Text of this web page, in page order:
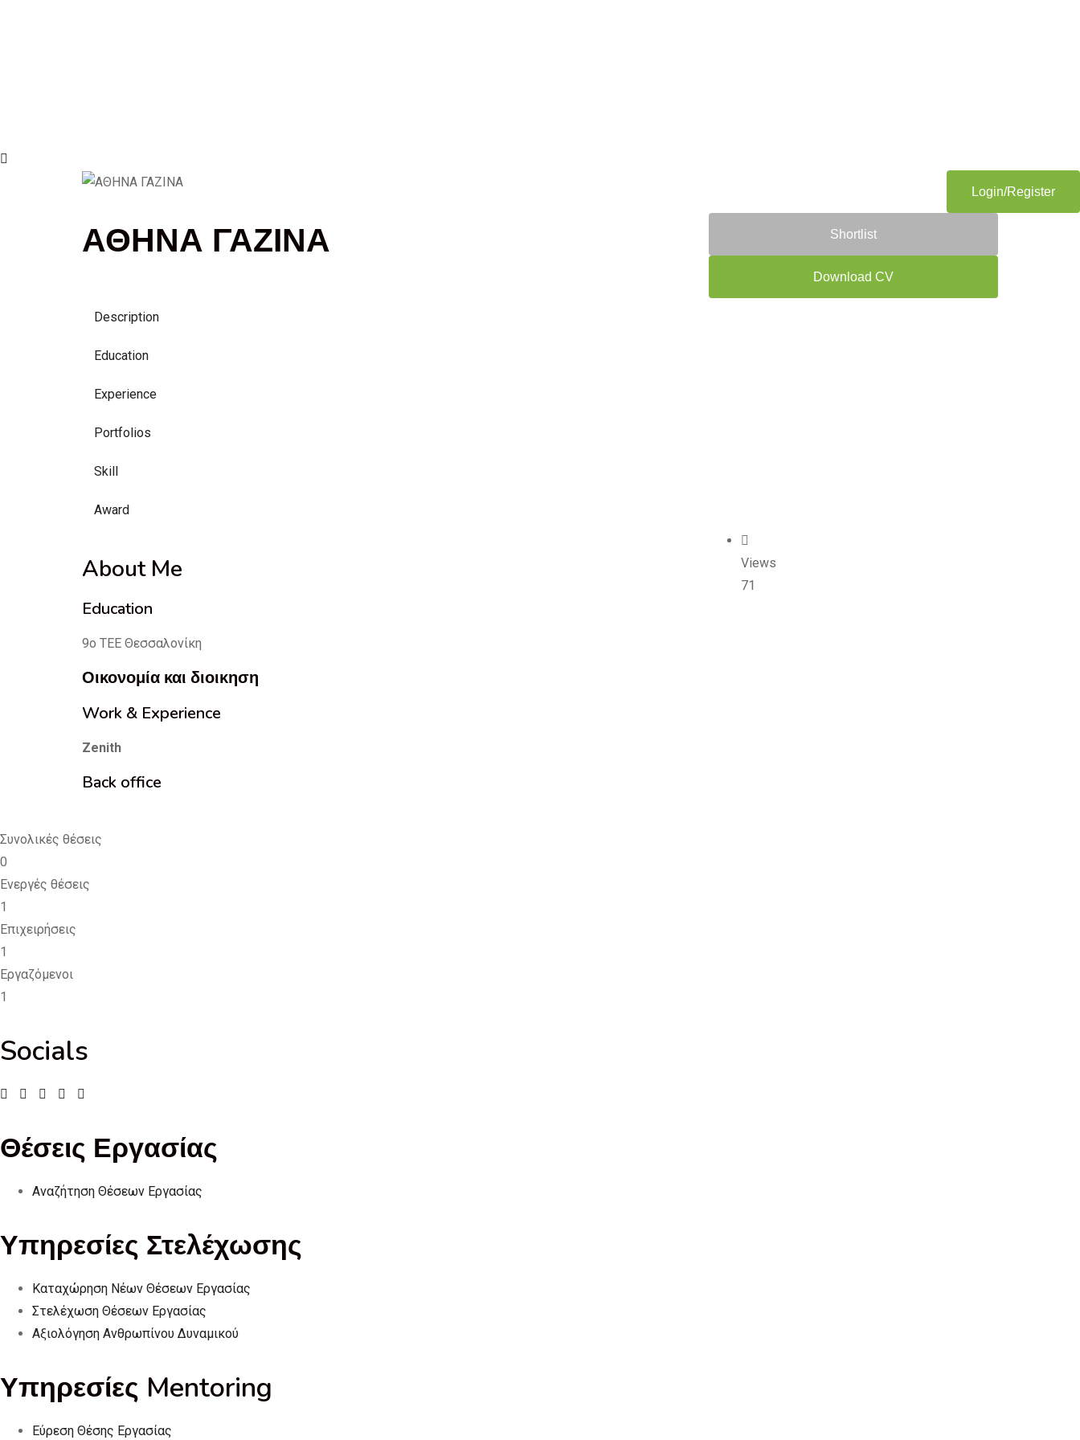
Login/Register
ΑΘΗΝΑ ΓΑΖΙΝΑ Shortlist
Download CV
Description
Education
Experience
Portfolios
Skill
Award
About Me
Education
9ο ΤΕΕ Θεσσαλονίκη
Οικονομία και διοικηση
Work & Experience
Zenith
Back office
Views
71
Συνολικές θέσεις
0
Ενεργές θέσεις
1
Επιχειρήσεις
1
Εργαζόμενοι
1
Socials
Θέσεις Εργασίας
Αναζήτηση Θέσεων Εργασίας
Υπηρεσίες Στελέχωσης
Καταχώρηση Νέων Θέσεων Εργασίας
Στελέχωση Θέσεων Εργασίας
Αξιολόγηση Ανθρωπίνου Δυναμικού
Υπηρεσίες Mentoring
Εύρεση Θέσης Εργασίας